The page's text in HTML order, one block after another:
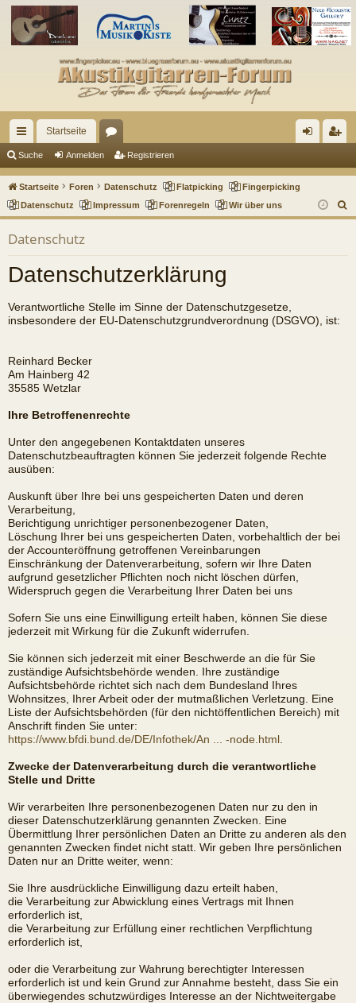
ch
ne
llz
Startseite
en m ist
rie
Suche Anmelden Registrieren
Startseite Foren Datenschutz Flatpicking
Fingerpicking
Datenschutz
Impressum Forenregeln Wir über uns
u
Datenschutz
Datenschutzerklärung
Verantwortliche Stelle im Sinne der Datenschutzgesetze,
insbesondere der EU-Datenschutzgrundverordnung (DSGVO), ist:
Reinhard Becker
Am Hainberg 42
35585 Wetzlar
Ihre Betroffenenrechte
Unter den angegebenen Kontaktdaten unseres
Datenschutzbeauftragten können Sie jederzeit folgende Rechte
ausüben:
Auskunft über Ihre bei uns gespeicherten Daten und deren
Verarbeitung,
Berichtigung unrichtiger personenbezogener Daten,
Löschung Ihrer bei uns gespeicherten Daten, vorbehaltlich der bei
der Accounteröffnung getroffenen Vereinbarungen
Einschränkung der Datenverarbeitung, sofern wir Ihre Daten
aufgrund gesetzlicher Pflichten noch nicht löschen dürfen,
Widerspruch gegen die Verarbeitung Ihrer Daten bei uns
Sofern Sie uns eine Einwilligung erteilt haben, können Sie diese
jederzeit mit Wirkung für die Zukunft widerrufen.
Sie können sich jederzeit mit einer Beschwerde an die für Sie
zuständige Aufsichtsbehörde wenden. Ihre zuständige
Aufsichtsbehörde richtet sich nach dem Bundesland Ihres
Wohnsitzes, Ihrer Arbeit oder der mutmaßlichen Verletzung. Eine
Liste der Aufsichtsbehörden (für den nichtöffentlichen Bereich) mit
Anschrift finden Sie unter:
https://www.bfdi.bund.de/DE/Infothek/An ... -node.html .
Zwecke der Datenverarbeitung durch die verantwortliche
Stelle und Dritte
Wir verarbeiten Ihre personenbezogenen Daten nur zu den in
dieser Datenschutzerklärung genannten Zwecken. Eine
Übermittlung Ihrer persönlichen Daten an Dritte zu anderen als den
genannten Zwecken findet nicht statt. Wir geben Ihre persönlichen
Daten nur an Dritte weiter, wenn:
Sie Ihre ausdrückliche Einwilligung dazu erteilt haben,
die Verarbeitung zur Abwicklung eines Vertrags mit Ihnen
erforderlich ist,
die Verarbeitung zur Erfüllung einer rechtlichen Verpflichtung
erforderlich ist,
oder die Verarbeitung zur Wahrung berechtigter Interessen
erforderlich ist und kein Grund zur Annahme besteht, dass Sie ein
überwiegendes schutzwürdiges Interesse an der Nichtweitergabe